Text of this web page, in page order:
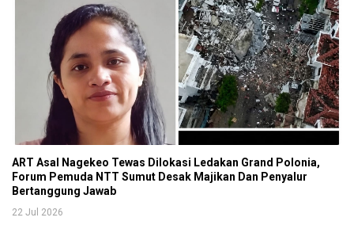
ART Asal Nagekeo Tewas Dilokasi Ledakan Grand Polonia,
Forum Pemuda NTT Sumut Desak Majikan Dan Penyalur
Bertanggung Jawab
22 Jul 2026